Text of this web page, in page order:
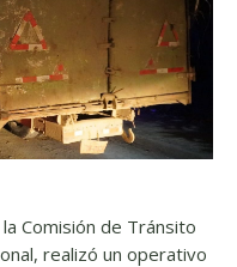
Comisión de Tránsito
realizó un operativo